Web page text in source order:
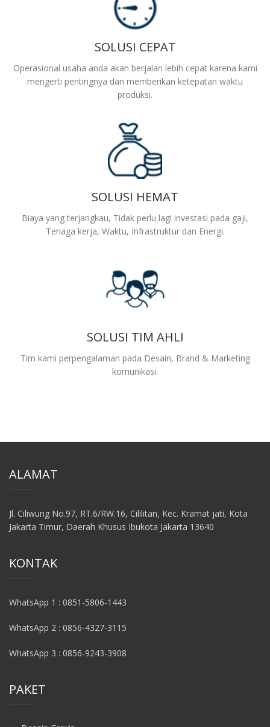
SOLUSI CEPAT
Operasional usaha anda akan berjalan lebih cepat karena kami
mengerti pentingnya dan memberikan ketepatan waktu
produksi.
SOLUSI HEMAT
Biaya yang terjangkau, Tidak perlu lagi investasi pada gaji,
Tenaga kerja, Waktu, Infrastruktur dan Energi.
SOLUSI TIM AHLI
Tim kami perpengalaman pada Desain, Brand & Marketing
komunikasi.
ALAMAT
Jl. Ciliwung No.97, RT.6/RW.16, Cililitan, Kec. Kramat jati, Kota
Jakarta Timur, Daerah Khusus Ibukota Jakarta 13640
KONTAK
WhatsApp 1 : 0851-5806-1443
WhatsApp 2 : 0856-4327-3115
WhatsApp 3 : 0856-9243-3908
PAKET